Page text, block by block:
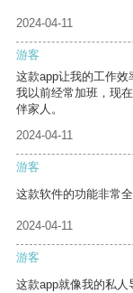
2024-04-11
游客
这款app让我的工作效
我以前经常加班，现
伴家人。
2024-04-11
游客
这款软件的功能非常
2024-04-11
游客
这款app就像我的私人